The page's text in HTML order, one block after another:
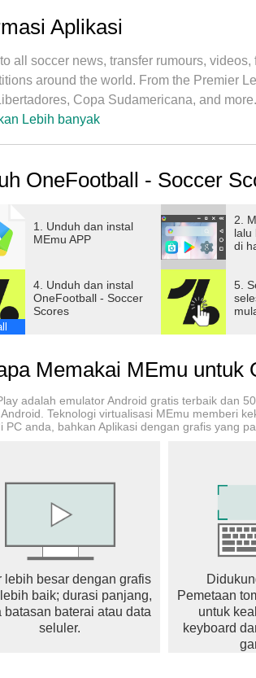
Aplikasi
all soccer news, transfer rumours,
around the world. From the Premier
Copa Sudamericana, and more.
Lebih banyak
OneFootball - Soccer
1. Unduh dan instal
MEmu APP
2.
lalu
di
4. Unduh dan instal
OneFootball - Soccer
Scores
5.
Memakai MEmu untuk
adalah emulator Android gratis terbaik dan
Teknologi virtualisasi MEmu memberi
PC anda, bahkan Aplikasi dengan grafis yang
lebih besar dengan grafis
baik; durasi panjang,
batasan baterai atau data
seluler.
Pemetaan
untuk
keyboard